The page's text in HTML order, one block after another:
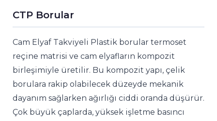
CTP Borular
Cam Elyaf Takviyeli Plastik borular termoset
reçine matrisi ve cam elyafların kompozit
birleşimiyle üretilir. Bu kompozit yapı, çelik
borulara rakip olabilecek düzeyde mekanik
dayanım sağlarken ağırlığı ciddi oranda düşürür.
Çok büyük çaplarda, yüksek işletme basıncı